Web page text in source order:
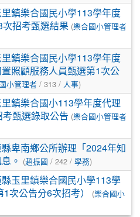
鎮樂合國民小學113學年度
招考甄選結果 (樂合國小管理者
鎮樂合國民小學113學年度
照顧服務人員甄選第1次公
小管理者 / 313 / 人事)
鎮樂合國小113學年度代理
甄選錄取公告 (樂合國小管理者
卑南鄉公所辦理「2024年知
。 (趙振國 / 242 / 學務)
玉里鎮樂合國民小學113學
次公告分6次招考）
(樂合國小